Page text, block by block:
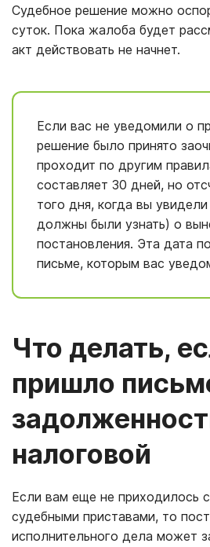
Судебное решение можно
суток. Пока жалоба будет
акт действовать не начнет.
Если вас не уведомили о
решение было принято
проходит по другим
составляет 30 дней, но
того дня, когда вы
должны были узнать) о
постановления. Эта дата
письме, которым вас
Что делать,
пришло
налоговой
Если вам еще не приходилось
судебными приставами, то
исполнительного дела может